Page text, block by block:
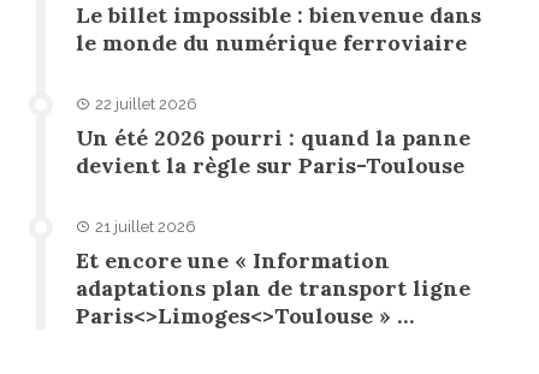
Le billet impossible : bienvenue dans
le monde du numérique ferroviaire
22 juillet 2026
Un été 2026 pourri : quand la panne
devient la règle sur Paris-Toulouse
21 juillet 2026
Et encore une « Information
adaptations plan de transport ligne
Paris<>Limoges<>Toulouse » …